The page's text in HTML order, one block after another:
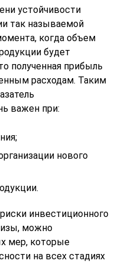
устойчивости
так называемой
когда объем
будет
полученная прибыль
расходам. Таким
важен при:
нового
инвестиционного
можно
мер, которые
на всех стадиях